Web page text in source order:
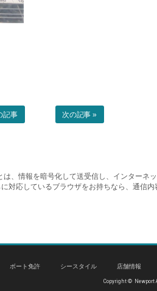
記事 次の記事 »
、情報を暗号化して送受信し、インター
対応しているブラウザをお持ちなら、通信
ボート免許 シースタイル 店舗情報
Copyright © Newport